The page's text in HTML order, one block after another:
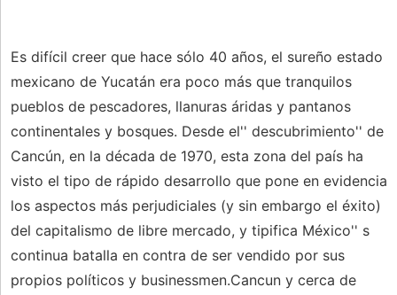
Es difícil creer que hace sólo 40 años, el sureño estado
mexicano de Yucatán era poco más que tranquilos
pueblos de pescadores, llanuras áridas y pantanos
continentales y bosques. Desde el'' descubrimiento'' de
Cancún, en la década de 1970, esta zona del país ha
visto el tipo de rápido desarrollo que pone en evidencia
los aspectos más perjudiciales (y sin embargo el éxito)
del capitalismo de libre mercado, y tipifica México'' s
continua batalla en contra de ser vendido por sus
propios políticos y businessmen.Cancun y cerca de